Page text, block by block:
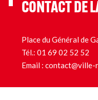
CONTACT DE
Place du Général de
Tél.: 01 69 02 52 52
Email :